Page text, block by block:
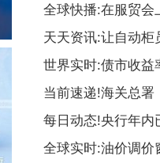
全球快播:在服贸会
天天资讯:让自动柜
世界实时:债市收益
当前速递!海关总署
每日动态!央行年内
全球实时:油价调价